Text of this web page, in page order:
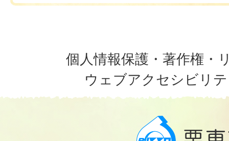
個人情報保護・著作権・
ウェブアクセシビリ